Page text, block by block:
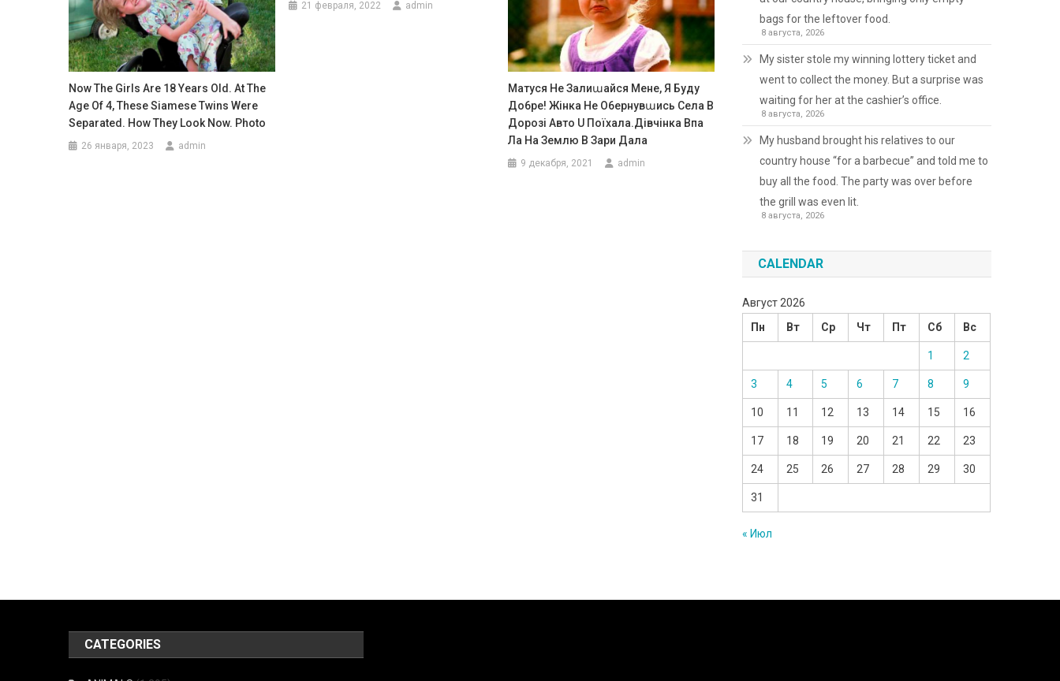
Now The Girls Are 18 Years Old. At The
Age Of 4, These Siamese Twins Were
Separated. How They Look Now. Photo
26 января, 2023 admin
21 февраля, 2022 admin
Матуся Не Залиաайся Мене, Я Буду
До6ре! Жінка Не О6ернувաись Села В
Дорозі Авто U Поїхала.Дівчінка Впа
Ла На Землю В Зари Дала
9 декабря, 2021 admin
bags for the leftover food.
8 августа, 2026
My sister stole my winning lottery ticket and
went to collect the money. But a surprise was
waiting for her at the cashier’s office.
8 августа, 2026
My husband brought his relatives to our
country house “for a barbecue” and told me to
buy all the food. The party was over before
the grill was even lit.
8 августа, 2026
CALENDAR
Август 2026
Пн
Вт Ср Чт Пт Сб Вс
1 2
3 4 5 6 7 8 9
10 11 12 13 14 15 16
17 18 19 20 21 22 23
24 25 26 27 28 29 30
31
« Июл
CATEGORIES